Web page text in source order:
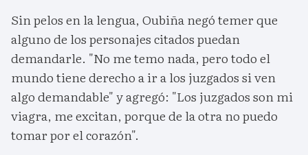
Sin pelos en la lengua, Oubiña negó temer que
alguno de los personajes citados puedan
demandarle. "No me temo nada, pero todo el
mundo tiene derecho a ir a los juzgados si ven
algo demandable" y agregó: "Los juzgados son mi
viagra, me excitan, porque de la otra no puedo
tomar por el corazón".